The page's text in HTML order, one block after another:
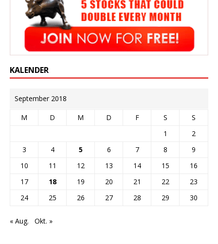
KALENDER
September 2018
M D M D F S
S
1
2
3
4 5 6 7 8
9
10
11 12 13 14 15
16
17
18 19 20 21 22
23
24
25 26 27 28 29 30
« Aug. Okt. »